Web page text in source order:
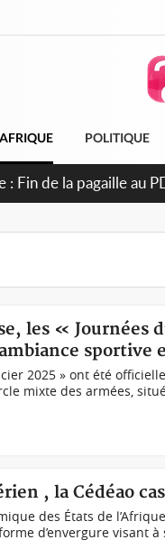
AFRIQUE POLITIQUE
: Ouattara promet
les « Journées
sportive
2025 » ont été
mixte des armées,
, la Cédéao
des États de
d’envergure visant